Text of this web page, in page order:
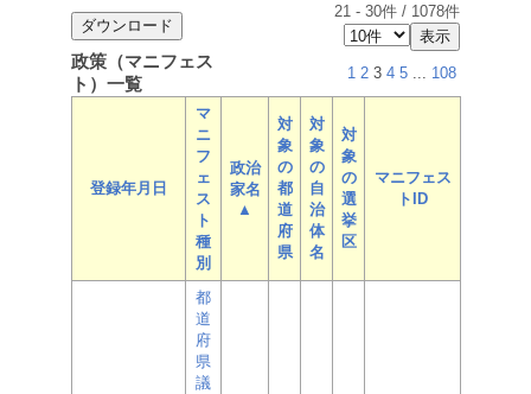
21 - 30件 / 1078件
政策（マニフェス
ト）一覧
1 2 3 4 5 ... 108
登録年月日
マ
ニ
フ
ェ
ス
ト
種
別
政治
家名
▲
対
象
の
都
道
府
県
対
象
の
自
治
体
名
対
象
の
選
挙
区
マニフェス
トID
都
道
府
県
議